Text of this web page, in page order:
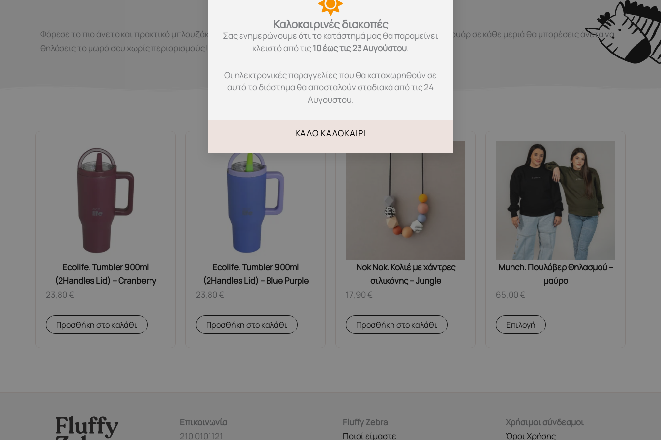
Χαρακτηριστικά
Φόρεσε το πιο άνετο και πρακτικό μπλουζάκι θηλασμού και θήλασε το μωρό σου όπου βρεθείς! Με ένα φερμουάρ σε κάθε μεριά θα μπορέσεις άνετα να
θηλάσεις το μωρό σου χωρίς περιορισμούς!
Ecolife. Tumbler 900ml
(2Handles Lid) – Cranberry
23,80€
Προσθήκη στο καλάθι
Ecolife. Tumbler 900ml
(2Handles Lid) – Blue Purple
23,80€
Προσθήκη στο καλάθι
Nok Nok. Κολιέ με χάντρες
σιλικόνης – Jungle
17,90€
Προσθήκη στο καλάθι
Munch. Πουλόβερ Θηλασμού –
μαύρο
65,00€
Επιλογή
μπορούν
Επικοινωνία
210 0101121
Fluffy Zebra
Ποιοί είμαστε
Χρήσιμοι σύνδεσμοι
Όροι Χρήσης
Καλοκαιρινές διακοπές
Σας ενημερώνουμε ότι το κατάστημά μας θα παραμείνει
κλειστό από τις10 έως τις 23 Αυγούστου.
Οι ηλεκτρονικές παραγγελίες που θα καταχωρηθούν σε
αυτό το διάστημα θα αποσταλούν σταδιακά από τις 24
Αυγούστου.
ΚΑΛΌ ΚΑΛΟΚΑΊΡΙ